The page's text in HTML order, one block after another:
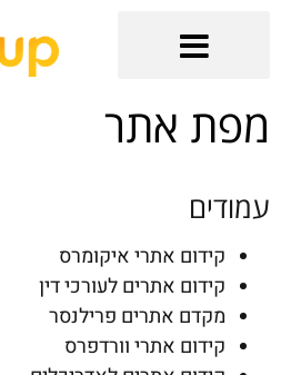
מפת אתר
עמודים
קידום אתרי איקומרס
קידום אתרים לעורכי דין
מקדם אתרים פרילנסר
קידום אתרי וורדפרס